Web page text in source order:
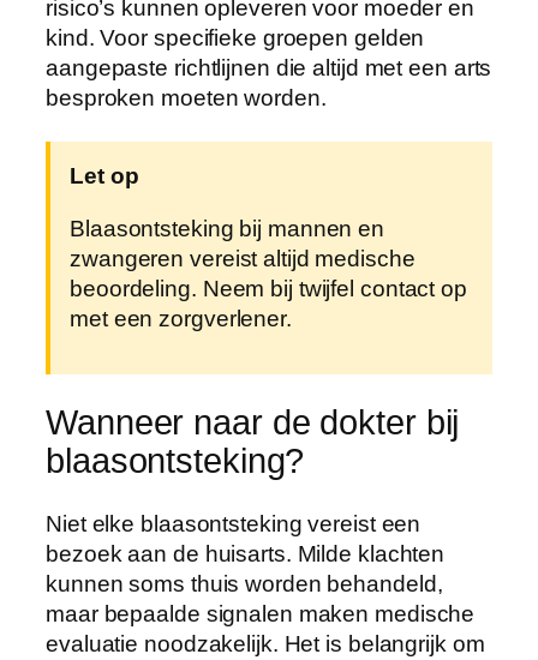
risico’s kunnen opleveren voor moeder en
kind. Voor specifieke groepen gelden
aangepaste richtlijnen die altijd met een arts
besproken moeten worden.
Let op
Blaasontsteking bij mannen en
zwangeren vereist altijd medische
beoordeling. Neem bij twijfel contact op
met een zorgverlener.
Wanneer naar de dokter bij
blaasontsteking?
Niet elke blaasontsteking vereist een
bezoek aan de huisarts. Milde klachten
kunnen soms thuis worden behandeld,
maar bepaalde signalen maken medische
evaluatie noodzakelijk. Het is belangrijk om